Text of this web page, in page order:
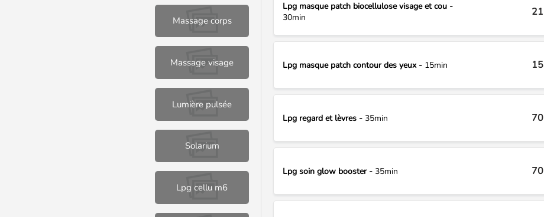
Massage corps
Massage visage
Lumière pulsée
Solarium
Lpg cellu m6
Lpg masque patch biocellulose visage et cou -
30min
21
Lpg masque patch contour des yeux - 15min 15
Lpg regard et lèvres - 35min 70
Lpg soin glow booster - 35min 70